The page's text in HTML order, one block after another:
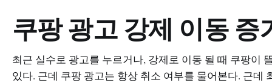
쿠팡 광고 강제 이동 증
최근 실수로 광고를 누르거나, 강제로 이동 될 때 쿠팡이
있다. 근데 쿠팡 광고는 항상 취소 여부를 물어본다. 근데